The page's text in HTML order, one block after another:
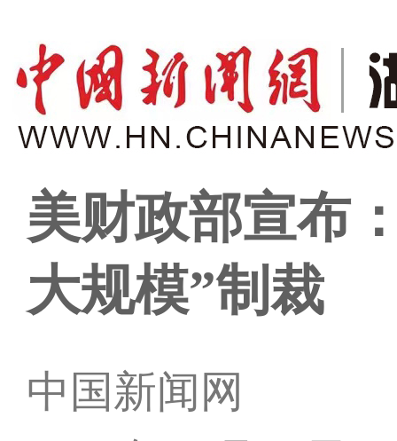
美财政部宣布
大规模”制裁
中国新闻网